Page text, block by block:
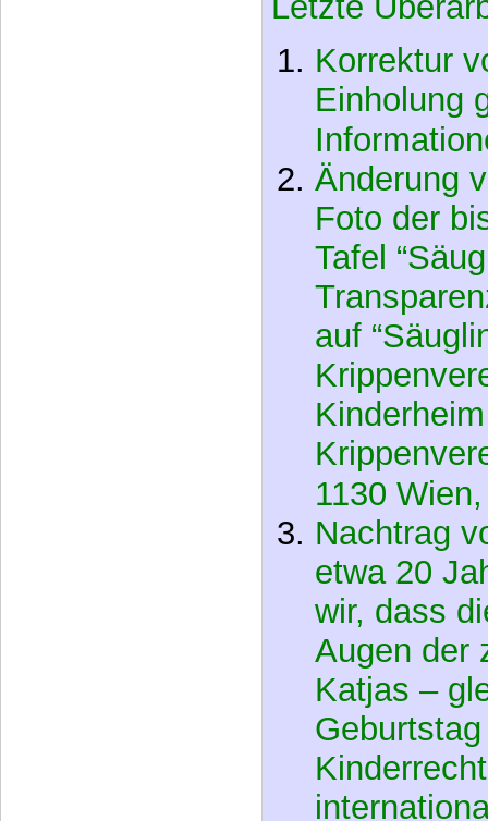
Korrektur
Einholung
Änderung
Foto der
Tafel
auf
1130
Nachtrag
etwa 20
wir, dass
Augen der
Katjas –
über die